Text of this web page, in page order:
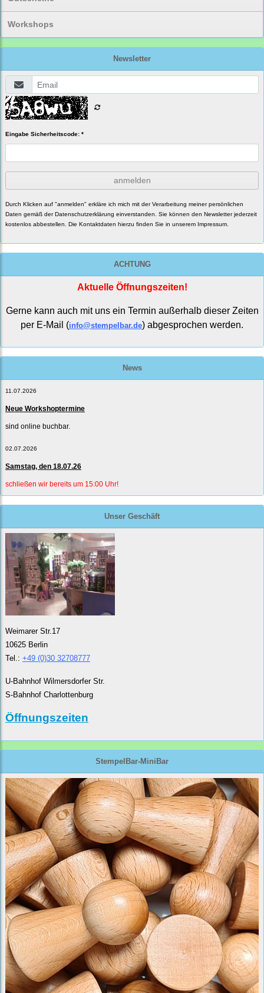
Workshops
Newsletter
Eingabe Sicherheitscode: *
anmelden
Durch Klicken auf "anmelden" erkläre ich mich mit der Verarbeitung meiner persönlichen
Daten gemäß der Datenschutzerklärung einverstanden. Sie können den Newsletter jederzeit
kostenlos abbestellen. Die Kontaktdaten hierzu finden Sie in unserem Impressum.
ACHTUNG
Aktuelle Öffnungszeiten!
Gerne kann auch mit uns ein Termin außerhalb dieser Zeiten
per E-Mail (info@stempelbar.de) abgesprochen werden.
News
11.07.2026
Neue Workshoptermine
sind online buchbar.
02.07.2026
Samstag, den 18.07.26
schließen wir bereits um 15:00 Uhr!
Unser Geschäft
Weimarer Str.17
10625 Berlin
Tel.: +49 (0)30 32708777
U-Bahnhof Wilmersdorfer Str.
S-Bahnhof Charlottenburg
Öffnungszeiten
StempelBar-MiniBar